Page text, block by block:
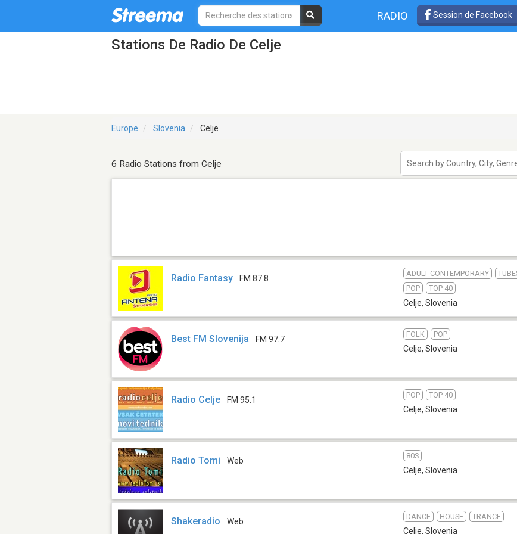
RADIO Session de Facebook
Stations De Radio De Celje
Europe Slovenia Celje
6 Radio Stations from Celje
Radio Fantasy FM 87.8
ADULT CONTEMPORARY
POP
TOP 40
Celje, Slovenia
Best FM Slovenija FM 97.7
FOLK POP
Celje, Slovenia
Radio Celje FM 95.1
POP TOP 40
Celje, Slovenia
Radio Tomi Web
80S
Celje, Slovenia
Shakeradio Web
DANCE HOUSE TRANCE
Celje, Slovenia